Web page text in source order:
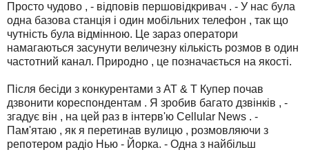
Просто чудово , - відповів першовідкривач . - У нас була
одна базова станція і один мобільних телефон , так що
чутність була відмінною. Це зараз оператори
намагаються засунути величезну кількість розмов в один
частотний канал. Природно , це позначається на якості.
Після бесіди з конкурентами з AT & T Купер почав
дзвонити кореспондентам . Я зробив багато дзвінків , -
згадує він , на цей раз в інтерв'ю Cellular News . -
Пам'ятаю , як я перетинав вулицю , розмовляючи з
репотером радіо Нью - Йорка. - Одна з найбільш